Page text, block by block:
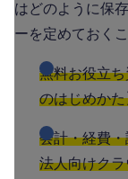
はどのように保
ーを定めておく
無料お役立
のはじめか
会計・経費
法人向けク